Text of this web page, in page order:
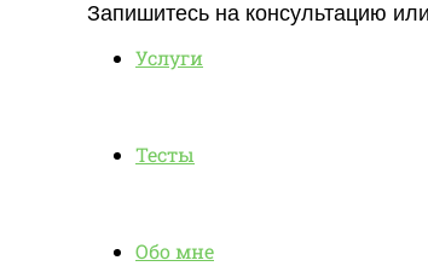
Запишитесь на консультацию
Услуги
Тесты
Обо мне